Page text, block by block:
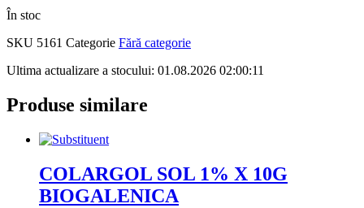
În stoc
SKU 5161 Categorie Fără categorie
Ultima actualizare a stocului: 01.08.2026 02:00:11
Produse similare
COLARGOL SOL 1% X 10G
BIOGALENICA